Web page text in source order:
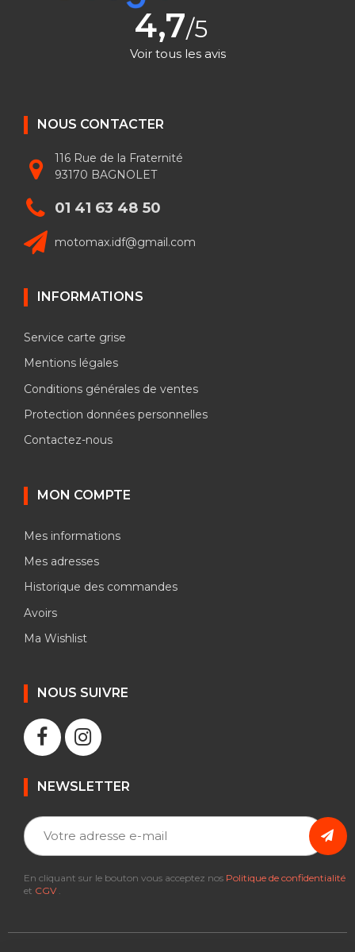
4,7/5
Voir tous les avis
NOUS CONTACTER
116 Rue de la Fraternité
93170 BAGNOLET
01 41 63 48 50
motomax.idf@gmail.com
INFORMATIONS
Service carte grise
Mentions légales
Conditions générales de ventes
Protection données personnelles
Contactez-nous
MON COMPTE
Mes informations
Mes adresses
Historique des commandes
Avoirs
Ma Wishlist
NOUS SUIVRE
NEWSLETTER
En cliquant sur le bouton vous acceptez nos Politique de confidentialité
et CGV